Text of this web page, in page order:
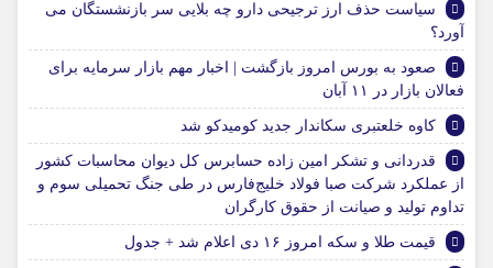
سیاست حذف ارز ترجیحی دارو چه بلایی سر بازنشستگان می
آورد؟
صعود به بورس امروز بازگشت | اخبار مهم بازار سرمایه برای
فعالان بازار در ۱۱ آبان
کاوه خلعتبری سکاندار جدید کومیدکو شد
قدردانی و تشکر امین زاده حسابرس کل دیوان محاسبات کشور
از عملکرد شرکت صبا فولاد خلیج‌فارس در طی جنگ تحمیلی سوم و
تداوم تولید و صیانت از حقوق کارگران
قیمت طلا و سکه امروز ۱۶ دی اعلام شد + جدول